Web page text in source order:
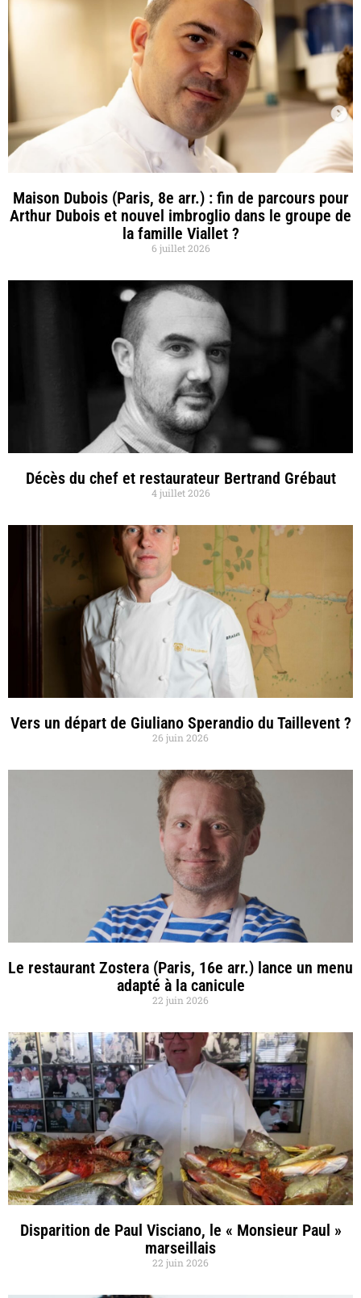
Maison Dubois (Paris, 8e arr.) : fin de parcours pour
Arthur Dubois et nouvel imbroglio dans le groupe de
la famille Viallet ?
6 juillet 2026
Décès du chef et restaurateur Bertrand Grébaut
4 juillet 2026
Vers un départ de Giuliano Sperandio du Taillevent ?
26 juin 2026
Le restaurant Zostera (Paris, 16e arr.) lance un menu
adapté à la canicule
22 juin 2026
Disparition de Paul Visciano, le « Monsieur Paul »
marseillais
22 juin 2026